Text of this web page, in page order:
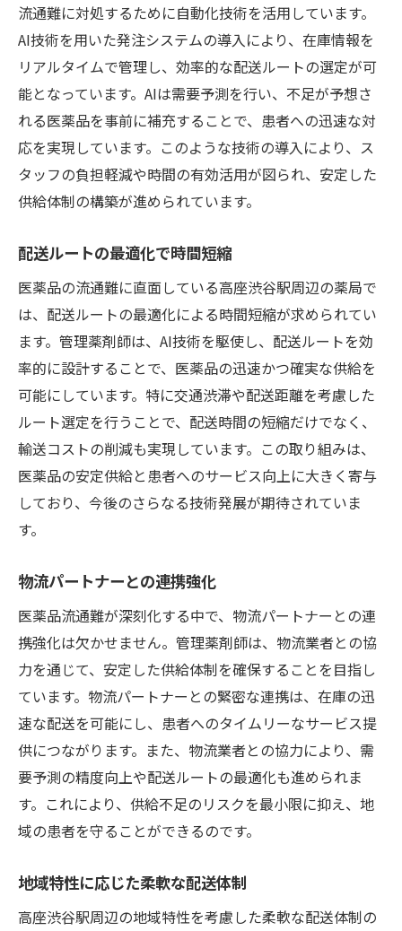
流通難に対処するために自動化技術を活用しています。
AI技術を用いた発注システムの導入により、在庫情報を
リアルタイムで管理し、効率的な配送ルートの選定が可
能となっています。AIは需要予測を行い、不足が予想さ
れる医薬品を事前に補充することで、患者への迅速な対
応を実現しています。このような技術の導入により、ス
タッフの負担軽減や時間の有効活用が図られ、安定した
供給体制の構築が進められています。
配送ルートの最適化で時間短縮
医薬品の流通難に直面している高座渋谷駅周辺の薬局で
は、配送ルートの最適化による時間短縮が求められてい
ます。管理薬剤師は、AI技術を駆使し、配送ルートを効
率的に設計することで、医薬品の迅速かつ確実な供給を
可能にしています。特に交通渋滞や配送距離を考慮した
ルート選定を行うことで、配送時間の短縮だけでなく、
輸送コストの削減も実現しています。この取り組みは、
医薬品の安定供給と患者へのサービス向上に大きく寄与
しており、今後のさらなる技術発展が期待されていま
す。
物流パートナーとの連携強化
医薬品流通難が深刻化する中で、物流パートナーとの連
携強化は欠かせません。管理薬剤師は、物流業者との協
力を通じて、安定した供給体制を確保することを目指し
ています。物流パートナーとの緊密な連携は、在庫の迅
速な配送を可能にし、患者へのタイムリーなサービス提
供につながります。また、物流業者との協力により、需
要予測の精度向上や配送ルートの最適化も進められま
す。これにより、供給不足のリスクを最小限に抑え、地
域の患者を守ることができるのです。
地域特性に応じた柔軟な配送体制
高座渋谷駅周辺の地域特性を考慮した柔軟な配送体制の